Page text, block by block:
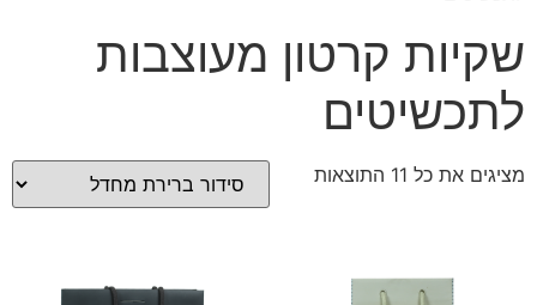
שקיות קרטון מעוצבות
לתכשיטים
מציגים את כל ⁦11⁩ התוצאות